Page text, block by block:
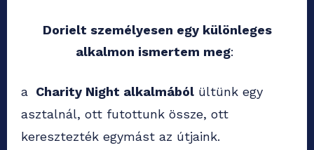
Dorielt személyesen egy különleges
alkalmon ismertem meg:
a Charity Night alkalmából ültünk egy
asztalnál, ott futottunk össze, ott
keresztezték egymást az útjaink.